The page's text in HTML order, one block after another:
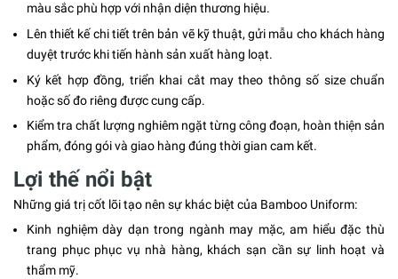
màu sắc phù hợp với nhận diện thương hiệu.
Lên thiết kế chi tiết trên bản vẽ kỹ thuật, gửi mẫu cho khách hàng
duyệt trước khi tiến hành sản xuất hàng loạt.
Ký kết hợp đồng, triển khai cắt may theo thông số size chuẩn
hoặc số đo riêng được cung cấp.
Kiểm tra chất lượng nghiêm ngặt từng công đoạn, hoàn thiện sản
phẩm, đóng gói và giao hàng đúng thời gian cam kết.
Lợi thế nổi bật
Những giá trị cốt lõi tạo nên sự khác biệt của Bamboo Uniform:
Kinh nghiệm dày dạn trong ngành may mặc, am hiểu đặc thù
trang phục phục vụ nhà hàng, khách sạn cần sự linh hoạt và
thẩm mỹ.